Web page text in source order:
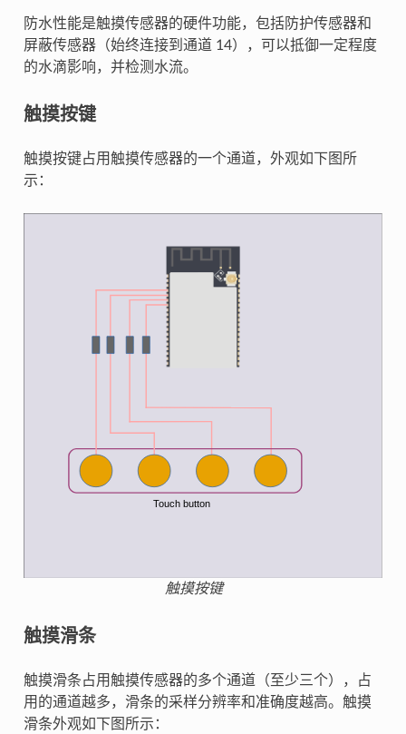
防水性能是触摸传感器的硬件功能，包括防护传感器和
屏蔽传感器（始终连接到通道 14），可以抵御一定程度
的水滴影响，并检测水流。
触摸按键
触摸按键占用触摸传感器的一个通道，外观如下图所
示：
触摸按键
触摸滑条
触摸滑条占用触摸传感器的多个通道（至少三个），占
用的通道越多，滑条的采样分辨率和准确度越高。触摸
滑条外观如下图所示：